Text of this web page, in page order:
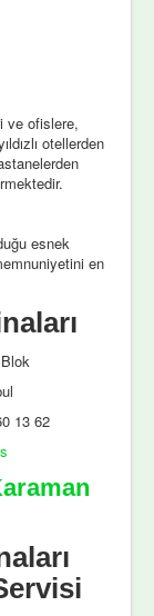
ve ofislere,
otellerden
esnek
en
13 62